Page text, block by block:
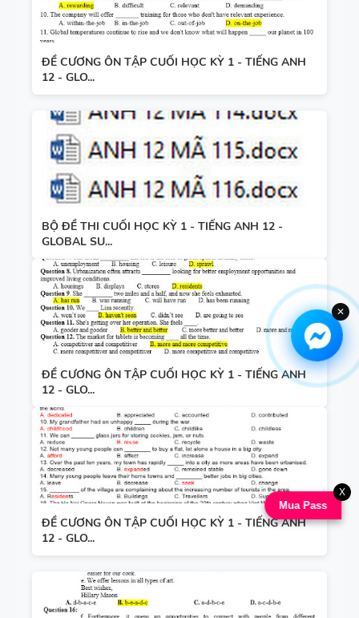
ĐỀ CƯƠNG ÔN TẬP CUỐI HỌC KỲ 1 - TIẾNG ANH
12 - GLO...
BỘ ĐỀ THI CUỐI HỌC KỲ 1 - TIẾNG ANH 12 -
GLOBAL SU...
ĐỀ CƯƠNG ÔN TẬP CUỐI HỌC KỲ 1 - TIẾNG ANH
12 - GLO...
ĐỀ CƯƠNG ÔN TẬP CUỐI HỌC KỲ 1 - TIẾNG ANH
12 - GLO...
Mua Pass
X
✕